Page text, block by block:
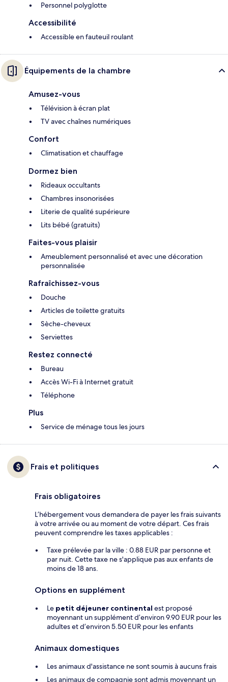
Personnel polyglotte
Accessibilité
Accessible en fauteuil roulant
Équipements de la chambre
Amusez-vous
Télévision à écran plat
TV avec chaînes numériques
Confort
Climatisation et chauffage
Dormez bien
Rideaux occultants
Chambres insonorisées
Literie de qualité supérieure
Lits bébé (gratuits)
Faites-vous plaisir
Ameublement personnalisé et avec une décoration
personnalisée
Rafraîchissez-vous
Douche
Articles de toilette gratuits
Sèche-cheveux
Serviettes
Restez connecté
Bureau
Accès Wi-Fi à Internet gratuit
Téléphone
Plus
Service de ménage tous les jours
Frais et politiques
Frais obligatoires
L’hébergement vous demandera de payer les frais suivants
à votre arrivée ou au moment de votre départ. Ces frais
peuvent comprendre les taxes applicables :
Taxe prélevée par la ville : 0.88 EUR par personne et
par nuit. Cette taxe ne s'applique pas aux enfants de
moins de 18 ans.
Options en supplément
Le petit déjeuner continental est proposé
moyennant un supplément d’environ 9.90 EUR pour les
adultes et d’environ 5.50 EUR pour les enfants
Animaux domestiques
Les animaux d'assistance ne sont soumis à aucuns frais
Les animaux de compagnie sont admis moyennant un